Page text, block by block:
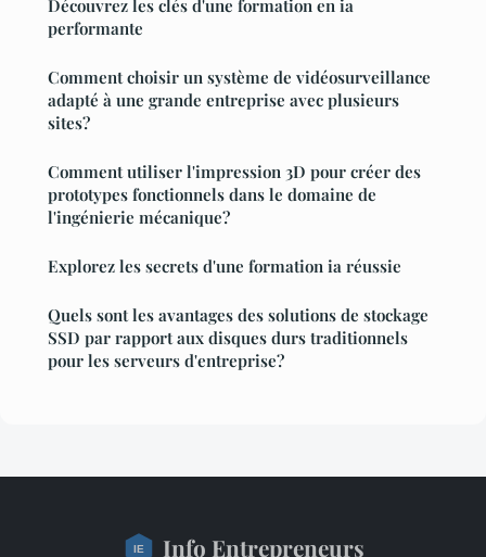
Découvrez les clés d'une formation en ia
performante
Comment choisir un système de vidéosurveillance
adapté à une grande entreprise avec plusieurs
sites?
Comment utiliser l'impression 3D pour créer des
prototypes fonctionnels dans le domaine de
l'ingénierie mécanique?
Explorez les secrets d'une formation ia réussie
Quels sont les avantages des solutions de stockage
SSD par rapport aux disques durs traditionnels
pour les serveurs d'entreprise?
Info Entrepreneurs